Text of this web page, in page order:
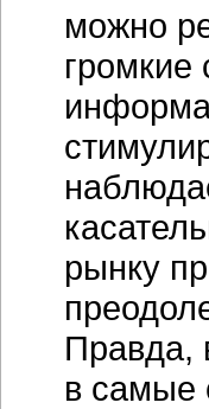
можно
громкие
рынку
Правда,
в самые